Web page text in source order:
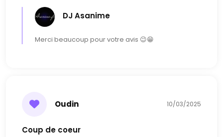
DJ Asanime
Merci beaucoup pour votre avis 😉😁
Oudin 10/03/2025
Coup de coeur